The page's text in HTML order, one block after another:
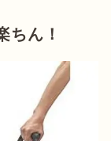
ちん！